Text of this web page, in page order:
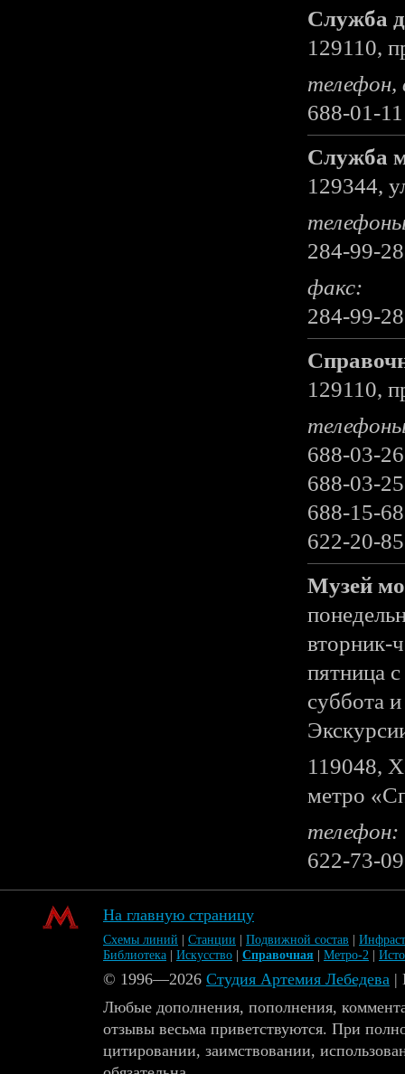
Служба
129110,
телефон,
688-01-11
Служба
129344,
284-99-
факс:
284-99-28
129110,
688-03-
688-03-
688-15-
622-20-
Музей
вторник-
пятница
суббота
119048,
метро
телефон:
622-73-
На главную страницу
Схемы линий | Станции | Подвижной состав |
Библиотека | Искусство | Справочная | Метро-2 |
© 1996—2026 Студия Артемия Лебедева |
Любые дополнения, пополнения,
отзывы весьма приветствуются. При
цитировании, заимствовании,